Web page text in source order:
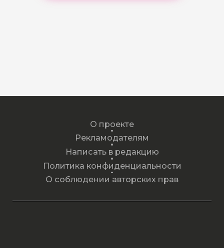
О проекте
Рекламодателям
Написать в редакцию
Политика конфиденциальности
О соблюдении авторских прав